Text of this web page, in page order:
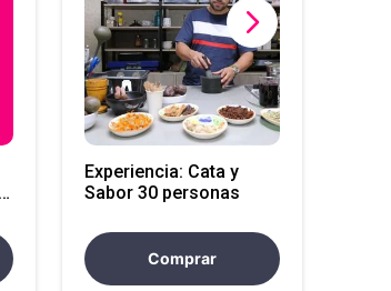
Experiencia: Cata y
Sabor 30 personas
Comprar